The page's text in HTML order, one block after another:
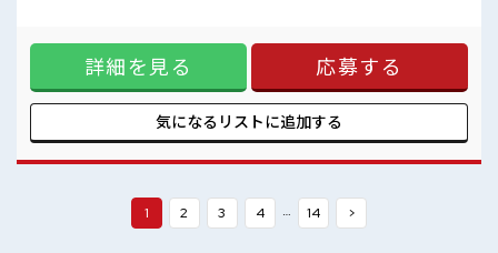
残業がしっかりあるお仕事！
土日祝休みなので、
ON/OFFの切替もしやすい！
く働く≫ 明るすぎたり奇抜でなければ基本的に自由！ (規定
有)≪ラクラク制服アリ≫ 制服があるので、 毎日の服装の悩
み解消♪ ≪自分に合った期間で働ける≫ 福利厚生が整った派
遣のお仕事です！ ■職場の雰囲気 女性が多めの職場です♪ 髪
型にこだわりのあるアナタは必見！ 髪型自由な職場！ 残業が
しっかりあるお仕事！ 土日祝休みなので、 ON/OFFの切替も
詳細を見る 応募する
気になるリストに追加する
1 2 3 4 … 14 >